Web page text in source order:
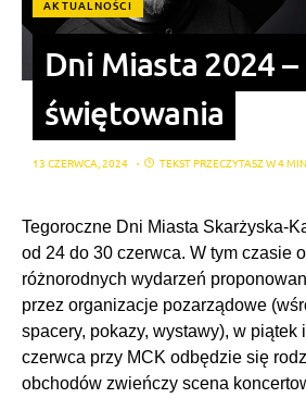
AKTUALNOŚCI
Dni Miasta 2024
świętowania
13 CZERWCA, 2024 TEKST PRZECZYTASZ W 4
Tegoroczne Dni Miasta Skarżyska-
od 24 do 30 czerwca. W tym czasie
różnorodnych wydarzeń
przez organizacje pozarządowe
spacery, pokazy, wystawy), w piątek
czerwca przy MCK odbędzie się
obchodów zwieńczy scena